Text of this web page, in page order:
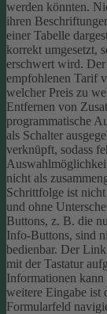
werden könnten.
ihren
einer Tabelle
korrekt umgesetzt,
erschwert wird.
empfohlenen Tarif
welcher Preis zu
Entfernen von
programmatische
als Schalter
verknüpft, sodass
nicht als
Schrittfolge ist
und ohne
Buttons, z. B. die
Info-Buttons, sind
bedienbar. Der Link
mit der Tastatur
Informationen kann
weitere Eingabe ist
Formularfeld